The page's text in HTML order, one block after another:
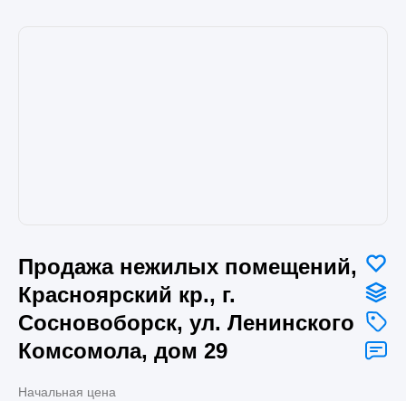
Продажа нежилых помещений,
Красноярский кр., г.
Сосновоборск, ул. Ленинского
Комсомола, дом 29
Начальная цена